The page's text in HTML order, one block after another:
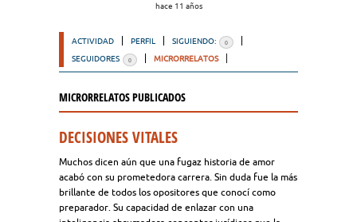
hace 11 años
ACTIVIDAD PERFIL SIGUIENDO: 0
SEGUIDORES 0 MICRORRELATOS
MICRORRELATOS PUBLICADOS
DECISIONES VITALES
Muchos dicen aún que una fugaz historia de amor
acabó con su prometedora carrera. Sin duda fue la más
brillante de todos los opositores que conocí como
preparador. Su capacidad de enlazar con una